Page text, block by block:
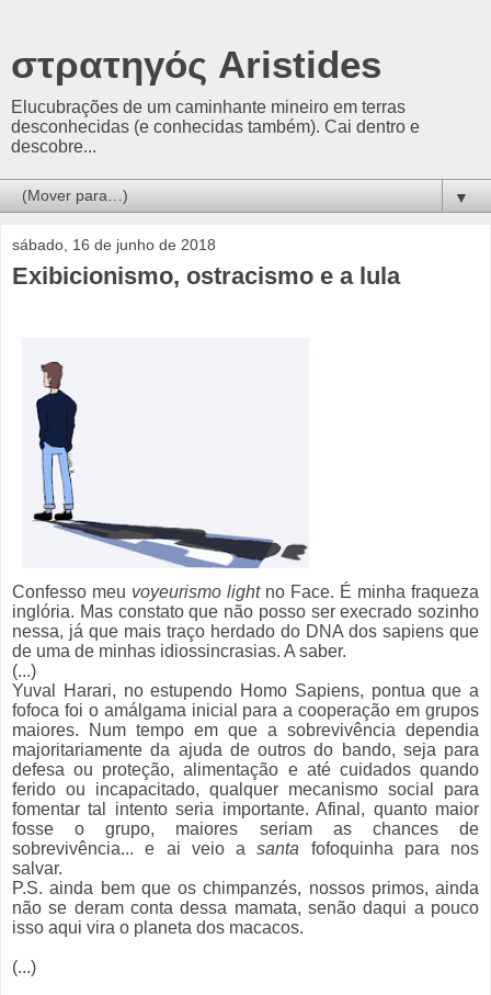
στρατηγός Aristides
Elucubrações de um caminhante mineiro em terras
desconhecidas (e conhecidas também). Cai dentro e
descobre...
▼
sábado, 16 de junho de 2018
Exibicionismo, ostracismo e a lula
Confesso meu voyeurismo light no Face. É minha fraqueza
inglória. Mas constato que não posso ser execrado sozinho
nessa, já que mais traço herdado do DNA dos sapiens que
de uma de minhas idiossincrasias. A saber.
(...)
Yuval Harari, no estupendo Homo Sapiens, pontua que a
fofoca foi o amálgama inicial para a cooperação em grupos
maiores. Num tempo em que a sobrevivência dependia
majoritariamente da ajuda de outros do bando, seja para
defesa ou proteção, alimentação e até cuidados quando
ferido ou incapacitado, qualquer mecanismo social para
fomentar tal intento seria importante. Afinal, quanto maior
fosse o grupo, maiores seriam as chances de
sobrevivência... e ai veio asanta fofoquinha para nos
salvar.
P.S. ainda bem que os chimpanzés, nossos primos, ainda
não se deram conta dessa mamata, senão daqui a pouco
isso aqui vira o planeta dos macacos.
(...)